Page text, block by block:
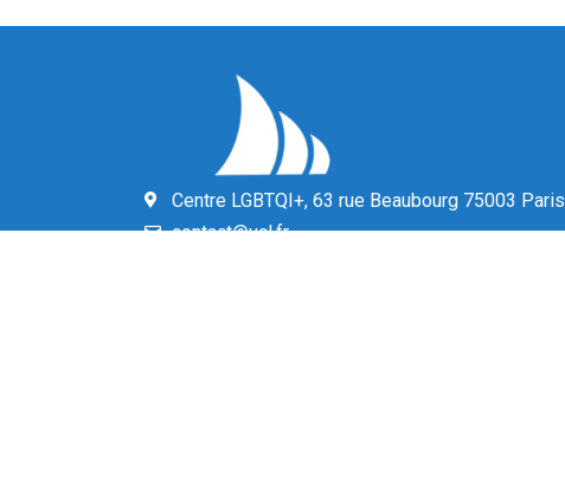
Centre LGBTQI+, 63 rue Beaubourg 75003 Paris
contact@vcl.fr